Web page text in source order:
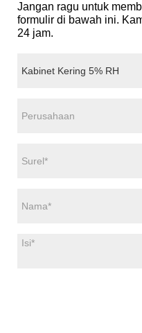
Jangan ragu untuk
formulir di bawah ini.
24 jam.